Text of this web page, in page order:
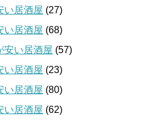
い居酒屋 (27)
い居酒屋 (68)
安い居酒屋 (57)
い居酒屋 (23)
い居酒屋 (80)
い居酒屋 (62)